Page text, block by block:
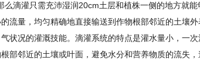
滴灌只需充沛湿润20cm土层和植株一侧的地方就能
流量，均匀精确地直接输送到作物根部邻近的土壤外
状况的灌溉技能。滴灌系统的特点是灌水量小，一
部邻近的土壤或叶面，避免水分和营养物质的流失